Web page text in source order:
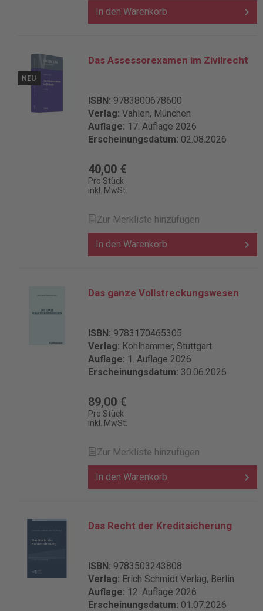
In den Warenkorb
NEU
Das Assessorexamen im Zivilrecht
ISBN: 9783800678600
Verlag: Vahlen, München
Auflage: 17. Auflage 2026
Erscheinungsdatum: 02.08.2026
40,00 €
Pro Stück
inkl. MwSt.
Zur Merkliste hinzufügen
In den Warenkorb
Das ganze Vollstreckungswesen
ISBN: 9783170465305
Verlag: Kohlhammer, Stuttgart
Auflage: 1. Auflage 2026
Erscheinungsdatum: 30.06.2026
89,00 €
Pro Stück
inkl. MwSt.
Zur Merkliste hinzufügen
In den Warenkorb
Das Recht der Kreditsicherung
ISBN: 9783503243808
Verlag: Erich Schmidt Verlag, Berlin
Auflage: 12. Auflage 2026
Erscheinungsdatum: 01.07.2026